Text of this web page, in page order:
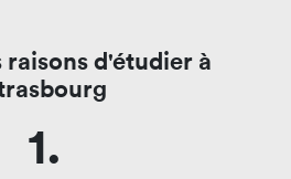
raisons d'étudier à
1.